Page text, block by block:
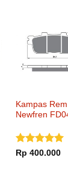
Kampas Rem
Newfren
Dinilai 5
Rp 400.000